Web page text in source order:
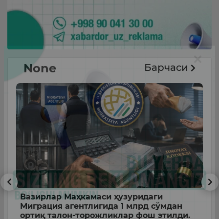
None Барчаси
Вазирлар Маҳкамаси ҳузуридаги
Миграция агентлигида 1 млрд сўмдан
ортиқ талон-торожликлар фош этилди.